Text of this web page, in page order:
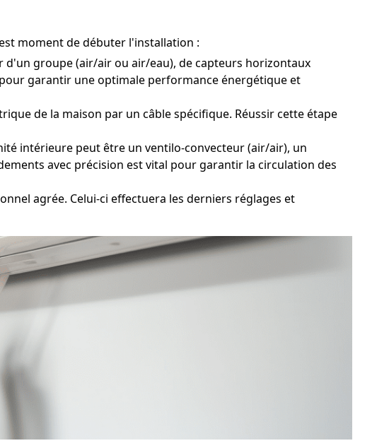
moment de débuter l'installation :
d'un groupe (air/air ou air/eau), de capteurs horizontaux
garantir une optimale performance énergétique et
de la maison par un câble spécifique. Réussir cette étape
intérieure peut être un ventilo-convecteur (air/air), un
avec précision est vital pour garantir la circulation des
agrée. Celui-ci effectuera les derniers réglages et